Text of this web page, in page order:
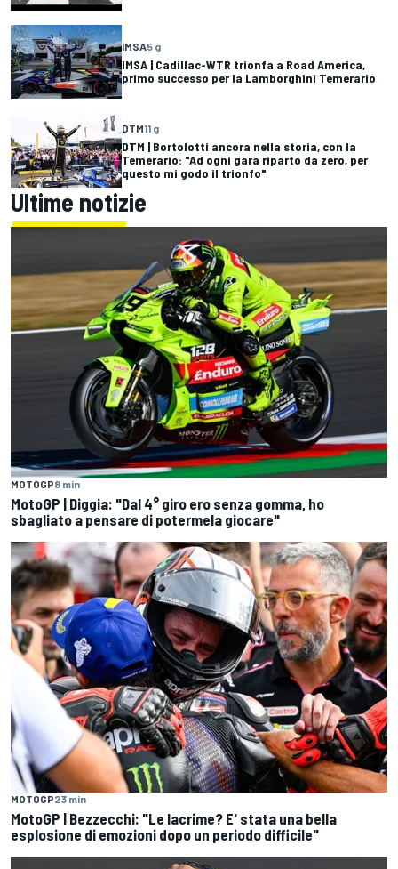
IMSA5 g
IMSA | Cadillac-WTR trionfa a Road America,
primo successo per la Lamborghini Temerario
DTM11 g
DTM | Bortolotti ancora nella storia, con la
Temerario: "Ad ogni gara riparto da zero, per
questo mi godo il trionfo"
Ultime notizie
MOTOGP8 min
MotoGP | Diggia: "Dal 4° giro ero senza gomma, ho
sbagliato a pensare di potermela giocare"
MOTOGP23 min
MotoGP | Bezzecchi: "Le lacrime? E' stata una bella
esplosione di emozioni dopo un periodo difficile"